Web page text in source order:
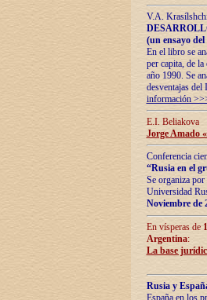
V.A.
(un ensayo
En el libro se
per capita, de
año 1990. Se
desventajas
información
E.I. Beliakova
Jorge Amado
Conferencia
“Rusia en el
Se organiza
Universidad
Noviembre de
En vísperas de
Argentina:
La base
Rusia y
España en los